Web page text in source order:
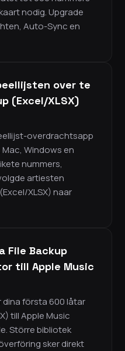
nodig. Upgrade
Auto-Sync en
over te
(Excel/XLSX)
overdrachtsapp
Windows en
nummers,
artiesten
XLSX) naar
File Backup
till Apple Music
dina första 600 låtar
till Apple Music
Större bibliotek
sker direkt